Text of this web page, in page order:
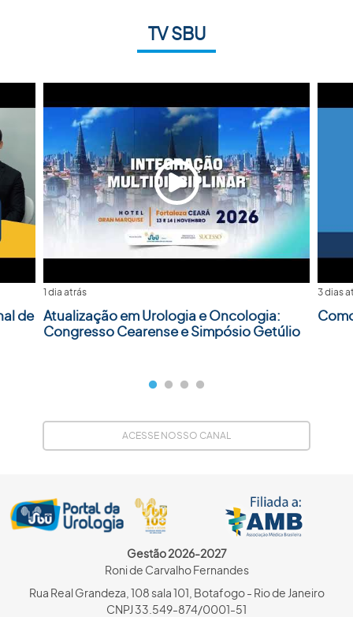
TV SBU
de
1 dia atrás
Atualização em Urologia e Oncologia:
Congresso Cearense e Simpósio Getúlio
3 dias
ACESSE NOSSO CANAL
Gestão 2026-2027
Roni de Carvalho Fernandes
Rua Real Grandeza, 108 sala 101, Botafogo - Rio de Janeiro
CNPJ 33.549-874/0001-51